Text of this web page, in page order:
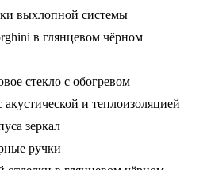
выхлопной системы
в глянцевом чёрном
стекло с обогревом
и теплоизоляцией
зеркал
ручки